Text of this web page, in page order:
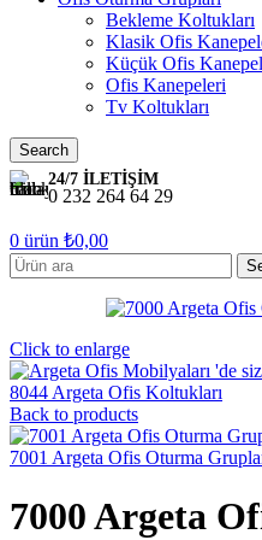
Bekleme Koltukları
Klasik Ofis
Küçük Ofis
Ofis Kanepeleri
Tv Koltukları
Search
24/7 İLETİŞİM
0 232 264 64 29
0 ürün ₺0,00
Click to enlarge
8044 Argeta Ofis Koltukları
Back to products
7001 Argeta Ofis Oturma
7000 Argeta